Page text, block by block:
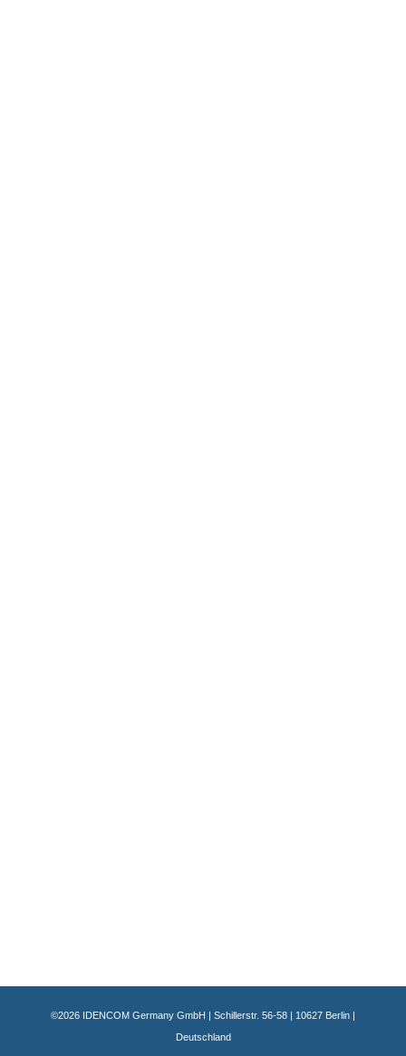
©2026 IDENCOM Germany GmbH | Schillerstr. 56-58 | 10627 Berlin |
Deutschland